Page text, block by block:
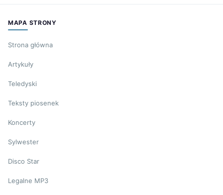
MAPA STRONY
Strona główna
Artykuły
Teledyski
Teksty piosenek
Koncerty
Sylwester
Disco Star
Legalne MP3